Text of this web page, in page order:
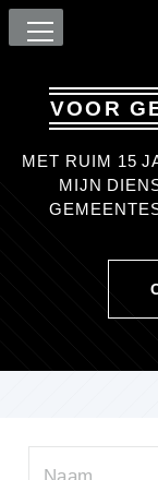
VOOR
MET RUIM 15
MIJN